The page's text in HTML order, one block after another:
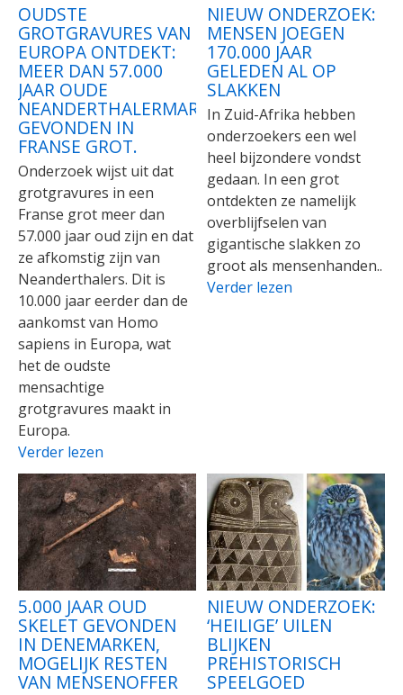
OUDSTE
GROTGRAVURES VAN
EUROPA ONTDEKT:
MEER DAN 57.000
JAAR OUDE
NEANDERTHALERMARKERINGEN
GEVONDEN IN
FRANSE GROT.
Onderzoek wijst uit dat
grotgravures in een
Franse grot meer dan
57.000 jaar oud zijn en dat
ze afkomstig zijn van
Neanderthalers. Dit is
10.000 jaar eerder dan de
aankomst van Homo
sapiens in Europa, wat
het de oudste
mensachtige
grotgravures maakt in
Europa.
Verder lezen
NIEUW ONDERZOEK:
MENSEN JOEGEN
170.000 JAAR
GELEDEN AL OP
SLAKKEN
In Zuid-Afrika hebben
onderzoekers een wel
heel bijzondere vondst
gedaan. In een grot
ontdekten ze namelijk
overblijfselen van
gigantische slakken zo
groot als mensenhanden..
Verder lezen
5.000 JAAR OUD
SKELET GEVONDEN
IN DENEMARKEN,
MOGELIJK RESTEN
VAN MENSENOFFER
NIEUW ONDERZOEK:
‘HEILIGE’ UILEN
BLIJKEN
PREHISTORISCH
SPEELGOED